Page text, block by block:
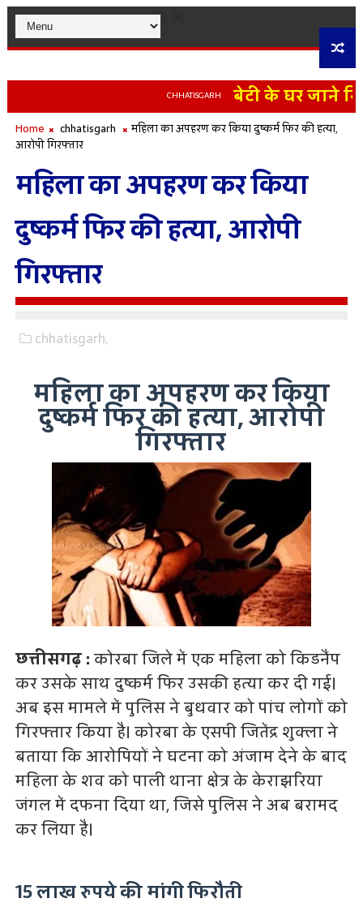
CHHATISGARH बेटी के घर जाने
Home chhatisgarh
महिला का अपहरण कर किया दुष्कर्म फिर की हत्या,
आरोपी गिरफ्तार
महिला का अपहरण कर किया
दुष्कर्म फिर की हत्या, आरोपी
गिरफ्तार
chhatisgarh,
महिला का अपहरण कर किया
दुष्कर्म फिर की हत्या, आरोपी
गिरफ्तार
छत्तीसगढ़ :कोरबा जिले में एक महिला को किडनैंप
कर उसके साथ दुष्कर्म फिर उसकी हत्या कर दी गई।
अब इस मामले में पुलिस ने बुधवार को पांच लोगों को
गिरफ्तार किया है। कोरबा के एसपी जितेंद्र शुक्ला ने
बताया कि आरोपियों ने घटना को अंजाम देने के बाद
महिला के शव को पाली थाना क्षेत्र के केराझरिया
जंगल में दफना दिया था, जिसे पुलिस ने अब बरामद
कर लिया है।
15 लाख रुपये की मांगी फिरौती